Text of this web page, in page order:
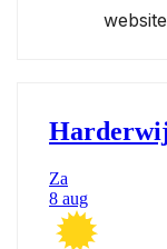
website